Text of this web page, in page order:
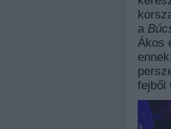
a
Ákos
fejből